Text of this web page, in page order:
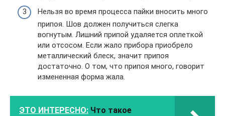
Нельзя во время процесса пайки вносить много
припоя. Шов должен получиться слегка
вогнутым. Лишний припой удаляется оплеткой
или отсосом. Если жало прибора приобрело
металлический блеск, значит припоя
достаточно. О том, что припоя много, говорит
измененная форма жала.
ЭТО ИНТЕРЕСНО: Что такое